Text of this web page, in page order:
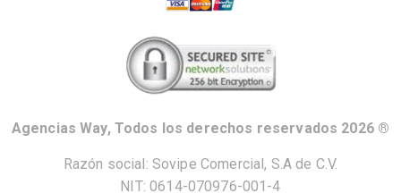
Agencias Way, Todos los derechos reservados 2026 ®
Razón social: Sovipe Comercial, S.A de C.V.
NIT: 0614-070976-001-4